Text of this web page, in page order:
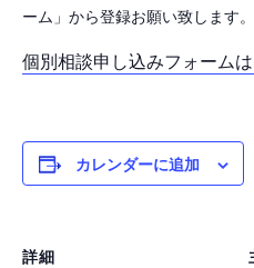
ーム」から登録お願い致します。
個別相談申し込みフォーム
カレンダーに追加
詳細